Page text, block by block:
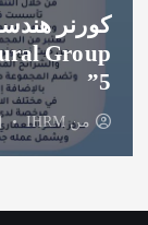
أخبار
شكر
وهلأ لوين
منIHRM